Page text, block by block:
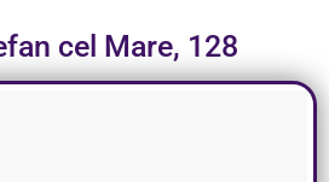
cel Mare, 128